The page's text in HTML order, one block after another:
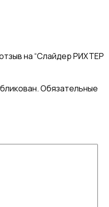
на “Слайдер РИХТЕР
Обязательные